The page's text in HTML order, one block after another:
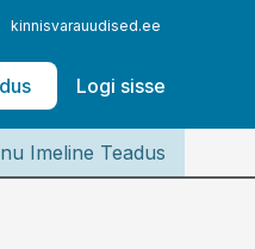
kinnisvarauudised.ee
Logi sisse
Teadus
Imeline Teadus